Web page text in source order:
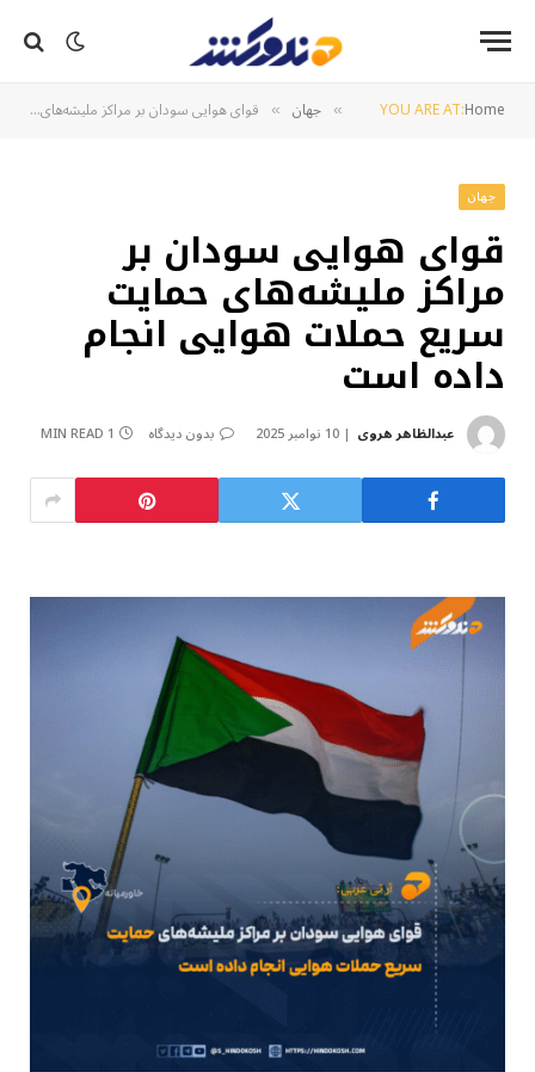
YOU ARE AT:Home
» جهان » قوای هوایی سودان بر مراکز ملیشه‌های حمایت سریع حملات هوایی انجام داده است
جهان
قوای هوایی سودان بر
مراکز ملیشه‌های حمایت
سریع حملات هوایی انجام
داده است
عبدالظاهر هروی 10 نوامبر 2025 بدون دیدگاه 1 MIN READ